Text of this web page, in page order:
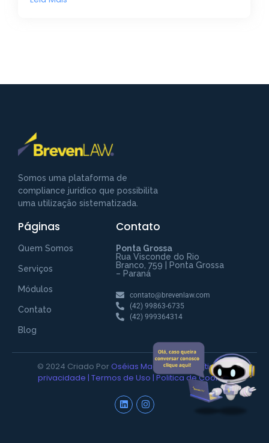
Fale com a Breven Law
no WhatsApp
INICIAR CONVERSA
Ao informar meus dados, eu concordo com a política de
Somos uma plataforma de
compliance jurídico que possibilita
uma utilização sistematizada.
Páginas
Quem Somos
Serviços
Módulos
Contato
Blog
Contato
Ponta Grossa
Rua Visconde do Rio
Branco, 759 | Ponta Grossa
– Paraná
contato@brevenlaw.com
(42) 99863-6735
(42) 999364314
© 2024 Criado PorOséias Magalhães |Política de
privacidade | Termos de Uso | Politica de Cookies